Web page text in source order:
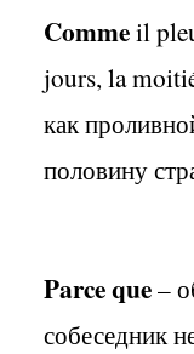
Commeil
jours, lamoiti
как
половину
Parceque–
собеседник